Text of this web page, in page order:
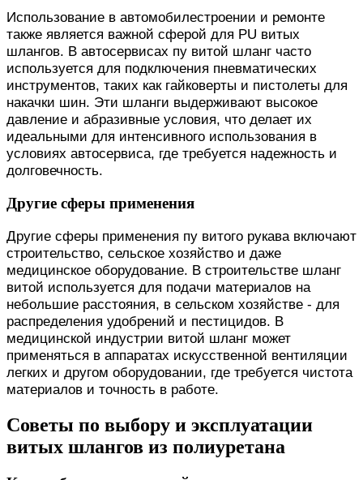
Использование в автомобилестроении и ремонте
также является важной сферой для PU витых
шлангов. В автосервисах пу витой шланг часто
используется для подключения пневматических
инструментов, таких как гайковерты и пистолеты для
накачки шин. Эти шланги выдерживают высокое
давление и абразивные условия, что делает их
идеальными для интенсивного использования в
условиях автосервиса, где требуется надежность и
долговечность.
Другие сферы применения
Другие сферы применения пу витого рукава включают
строительство, сельское хозяйство и даже
медицинское оборудование. В строительстве шланг
витой используется для подачи материалов на
небольшие расстояния, в сельском хозяйстве - для
распределения удобрений и пестицидов. В
медицинской индустрии витой шланг может
применяться в аппаратах искусственной вентиляции
легких и другом оборудовании, где требуется чистота
материалов и точность в работе.
Советы по выбору и эксплуатации
витых шлангов из полиуретана